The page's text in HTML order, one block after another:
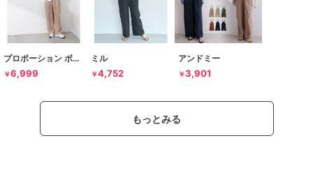
プロポーション ボディドレッシング
￥6,999
ミル
￥4,752
アンドミー
￥3,901
もっとみる